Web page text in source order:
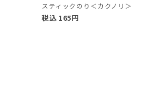
スティックのり＜カクノリ＞
税込 165円